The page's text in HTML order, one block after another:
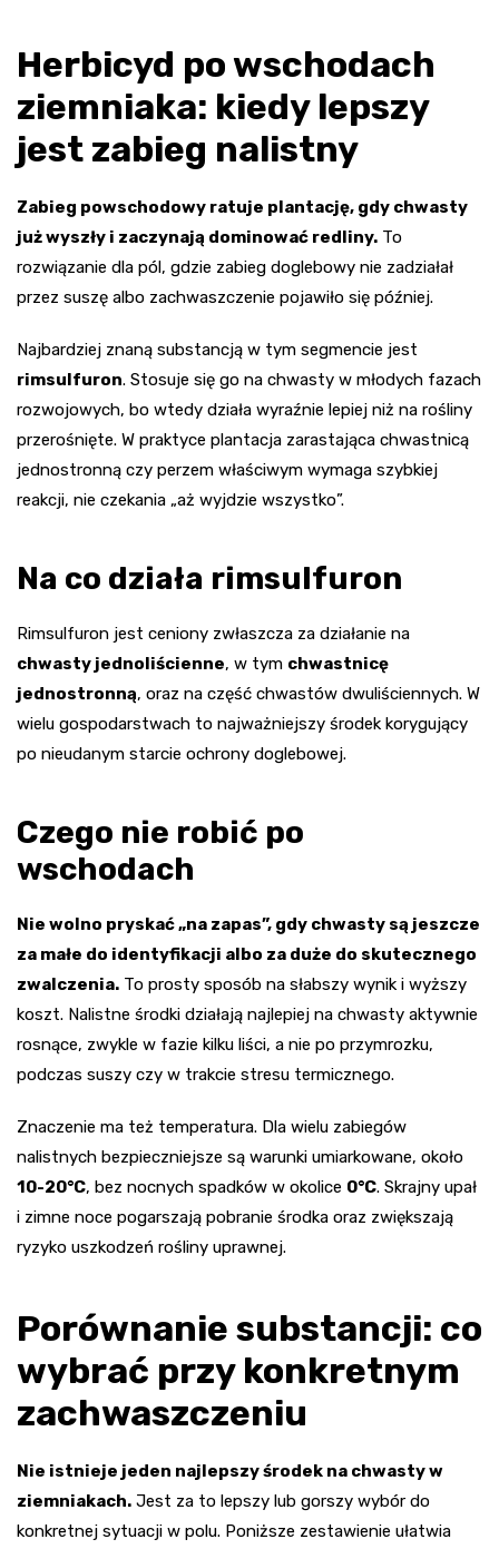
Herbicyd po wschodach
ziemniaka: kiedy lepszy
jest zabieg nalistny
Zabieg powschodowy ratuje plantację, gdy chwasty
już wyszły i zaczynają dominować redliny. To
rozwiązanie dla pól, gdzie zabieg doglebowy nie zadziałał
przez suszę albo zachwaszczenie pojawiło się później.
Najbardziej znaną substancją w tym segmencie jest
rimsulfuron. Stosuje się go na chwasty w młodych fazach
rozwojowych, bo wtedy działa wyraźnie lepiej niż na rośliny
przerośnięte. W praktyce plantacja zarastająca chwastnicą
jednostronną czy perzem właściwym wymaga szybkiej
reakcji, nie czekania „aż wyjdzie wszystko”.
Na co działa rimsulfuron
Rimsulfuron jest ceniony zwłaszcza za działanie na
chwasty jednoliścienne, w tym chwastnicę
jednostronną, oraz na część chwastów dwuliściennych. W
wielu gospodarstwach to najważniejszy środek korygujący
po nieudanym starcie ochrony doglebowej.
Czego nie robić po
wschodach
Nie wolno pryskać „na zapas”, gdy chwasty są jeszcze
za małe do identyfikacji albo za duże do skutecznego
zwalczenia. To prosty sposób na słabszy wynik i wyższy
koszt. Nalistne środki działają najlepiej na chwasty aktywnie
rosnące, zwykle w fazie kilku liści, a nie po przymrozku,
podczas suszy czy w trakcie stresu termicznego.
Znaczenie ma też temperatura. Dla wielu zabiegów
nalistnych bezpieczniejsze są warunki umiarkowane, około
10-20°C, bez nocnych spadków w okolice 0°C. Skrajny upał
i zimne noce pogarszają pobranie środka oraz zwiększają
ryzyko uszkodzeń rośliny uprawnej.
Porównanie substancji: co
wybrać przy konkretnym
zachwaszczeniu
Nie istnieje jeden najlepszy środek na chwasty w
ziemniakach. Jest za to lepszy lub gorszy wybór do
konkretnej sytuacji w polu. Poniższe zestawienie ułatwia